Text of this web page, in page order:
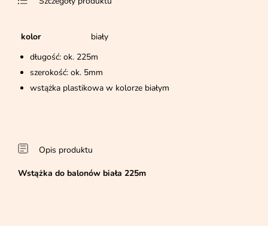
kolor
biały
długość: ok. 225m
szerokość: ok. 5mm
wstążka plastikowa w kolorze białym
Opis produktu
Wstążka do balonów biała 225m